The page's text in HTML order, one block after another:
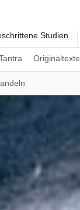
Originaltexte
Studien